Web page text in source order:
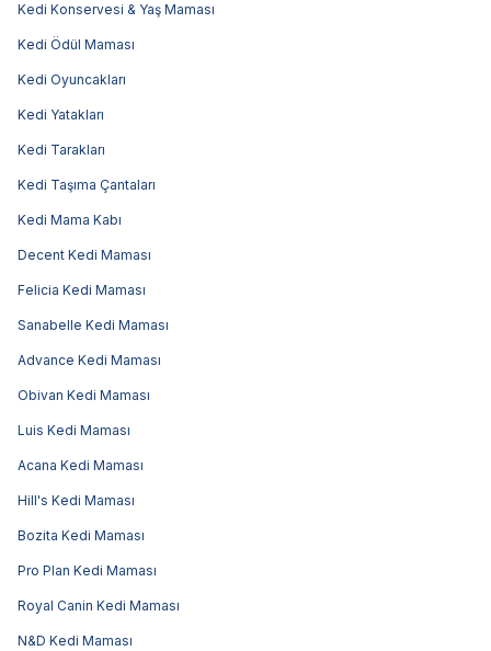
Kedi Konservesi & Yaş Maması
Kedi Ödül Maması
Kedi Oyuncakları
Kedi Yatakları
Kedi Tarakları
Kedi Taşıma Çantaları
Kedi Mama Kabı
Decent Kedi Maması
Felicia Kedi Maması
Sanabelle Kedi Maması
Advance Kedi Maması
Obivan Kedi Maması
Luis Kedi Maması
Acana Kedi Maması
Hill's Kedi Maması
Bozita Kedi Maması
Pro Plan Kedi Maması
Royal Canin Kedi Maması
N&D Kedi Maması